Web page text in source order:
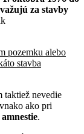
za stavby
pozemku alebo
stavba
taktiež nevedie
ako pri
.